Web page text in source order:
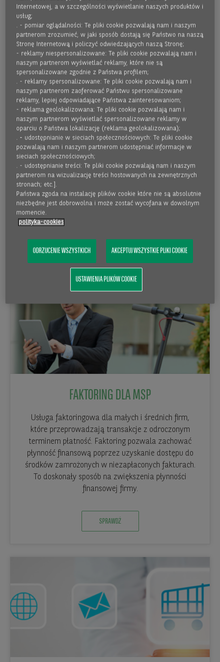
DATA FAKTORING
Model współpracy idealny dla firm, wystawiających
dużą ilość faktur i obsługujących dużą ilość
kontrahentów. Stabilizuje przepływy finansowe w
firmie i redukuje formalności do niezbędnego
minimum. Usługa Data Faktoring dostępna jest w
wariancie faktoringu niepełnego i pełnego.
SPRAWDŹ
FAKTORING DLA MSP
Usługa faktoringowa dla małych i średnich firm,
które przeprowadzają transakcje z odroczonym
terminem płatność. Faktoring pozwala zachować
płynność finansową poprzez uzyskanie dostępu do
środków zamrożonych w niezapłaconych fakturach.
To doskonały sposób na zwiększenia płynności
finansowej firmy.
SPRAWDŹ
Internetowej, a w szczególności wyświetlanie naszych produktów i
usług;
. - pomiar oglądalności: Te pliki cookie pozwalają nam i naszym
partnerom zrozumieć, w jaki sposób dostają się Państwo na naszą
Stronę Internetową i policzyć odwiedzających naszą Stronę;
- reklamy niespersonalizowane: Te pliki cookie pozwalają nam i
naszym partnerom wyświetlać reklamy, które nie są
spersonalizowane zgodnie z Państwa profilem;
. - reklamy spersonalizowane: Te pliki cookie pozwalają nam i
naszym partnerom zaoferować Państwu spersonalizowane
reklamy, lepiej odpowiadające Państwa zainteresowaniom;
- reklama geolokalizowana: Te pliki cookie pozwalają nam i
naszym partnerom wyświetlać spersonalizowane reklamy w
oparciu o Państwa lokalizację (reklama geolokalizowana);
. - udostępnianie w sieciach społecznościowych: Te pliki cookie
pozwalają nam i naszym partnerom udostępniać informacje w
sieciach społecznościowych;
. - udostępnianie treści: Te pliki cookie pozwalają nam i naszym
partnerom na wizualizację treści hostowanych na zewnętrznych
stronach; etc.].
Państwa zgoda na instalację plików cookie które nie są absolutnie
niezbędne jest dobrowolna i może zostać wycofana w dowolnym
momencie.
polityka-cookies
ODRZUCENIE WSZYSTKICH AKCEPTUJ WSZYSTKIE PLIKI COOKIE
USTAWIENIA PLIKÓW COOKIE